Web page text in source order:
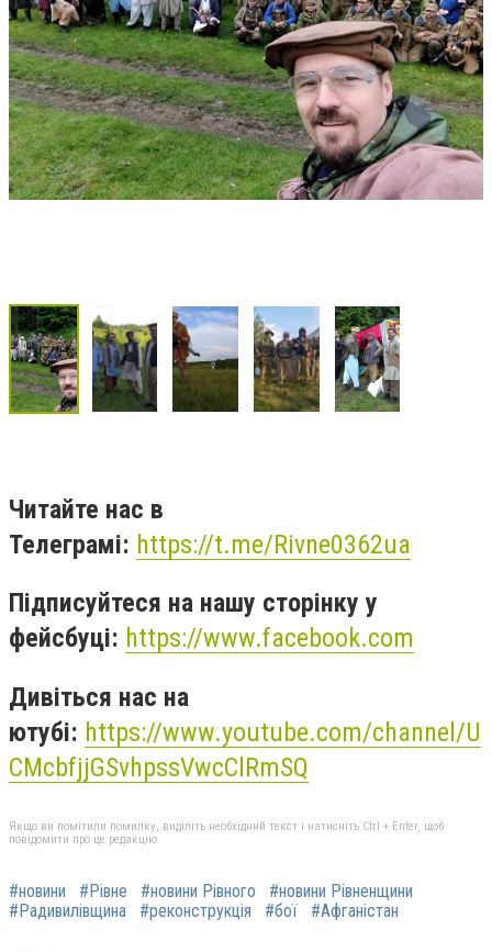
Читайте нас в
Телеграмі: https://t.me/Rivne0362ua
Підписуйтеся на нашу сторінку у
фейсбуці: https://www.facebook.com
Дивіться нас на
ютубі: https://www.youtube.com/channel/U
CMcbfjjGSvhpssVwcClRmSQ
Якщо ви помітили помилку, виділіть необхідний текст і натисніть Ctrl + Enter, щоб
повідомити про це редакцію
#новини #Рівне #новини Рівного
#новини Рівненщини
#Радивилівщина
#реконструкція #бої #Афганістан